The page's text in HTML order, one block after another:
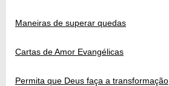
Maneiras de superar quedas
Cartas de Amor Evangélicas
Permita que Deus faça a transformação